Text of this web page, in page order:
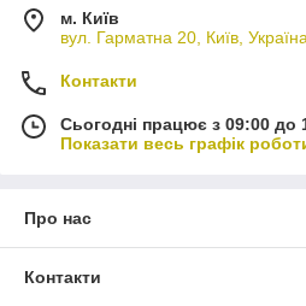
м. Київ
вул. Гарматна 20, Київ, Україна
Контакти
Сьогодні працює з 09:00 до
Показати весь графік
Про нас
Контакти